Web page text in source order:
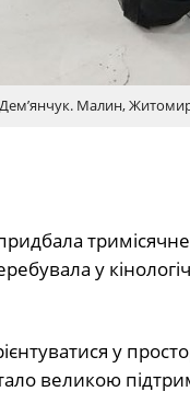
Дем’янчук. Малин,
у
у
великою